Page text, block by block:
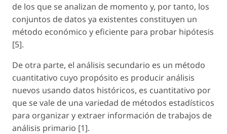
de los que se analizan de momento y, por tanto, los
conjuntos de datos ya existentes constituyen un
método económico y eficiente para probar hipótesis
[5].
De otra parte, el análisis secundario es un método
cuantitativo cuyo propósito es producir análisis
nuevos usando datos históricos, es cuantitativo por
que se vale de una variedad de métodos estadísticos
para organizar y extraer información de trabajos de
análisis primario [1].